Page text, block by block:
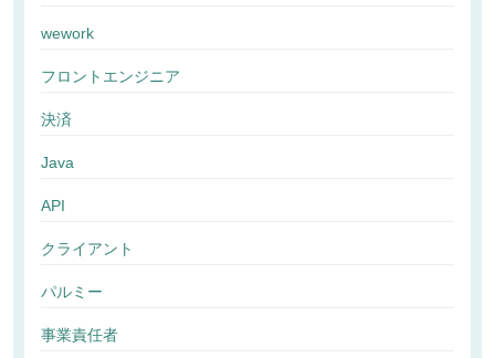
wework
フロントエンジニア
決済
Java
API
クライアント
パルミー
事業責任者